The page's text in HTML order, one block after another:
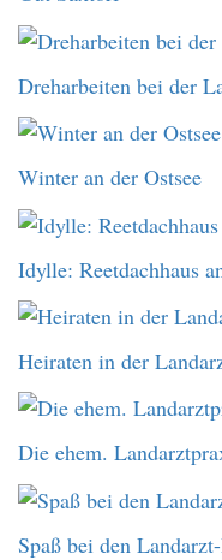
Dreharbeiten bei der
Winter an der Ostsee
Idylle: Reetdachhaus
Heiraten in der
Die ehem.
Spaß bei den